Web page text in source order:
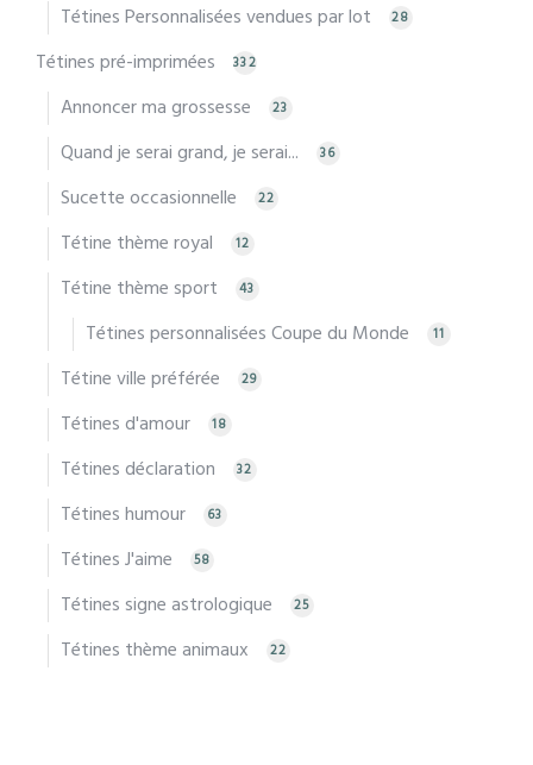
Tétines Personnalisées vendues par lot 28
Tétines pré-imprimées 332
Annoncer ma grossesse 23
Quand je serai grand, je serai... 36
Sucette occasionnelle 22
Tétine thème royal 12
Tétine thème sport 43
Tétines personnalisées Coupe du Monde 11
Tétine ville préférée 29
Tétines d'amour 18
Tétines déclaration 32
Tétines humour 63
Tétines J'aime 58
Tétines signe astrologique 25
Tétines thème animaux 22